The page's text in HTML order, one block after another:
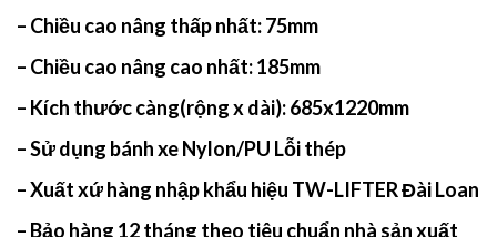
– Chiều cao nâng thấp nhất: 75mm
– Chiều cao nâng cao nhất: 185mm
– Kích thước càng(rộng x dài):685x1220mm
– Sử dụng bánh xe Nylon/PU Lỗi thép
– Xuất xứ hàng nhập khẩu hiệu TW-LIFTER Đài Loan
– Bảo hàng 12 tháng theo tiêu chuẩn nhà sản xuất